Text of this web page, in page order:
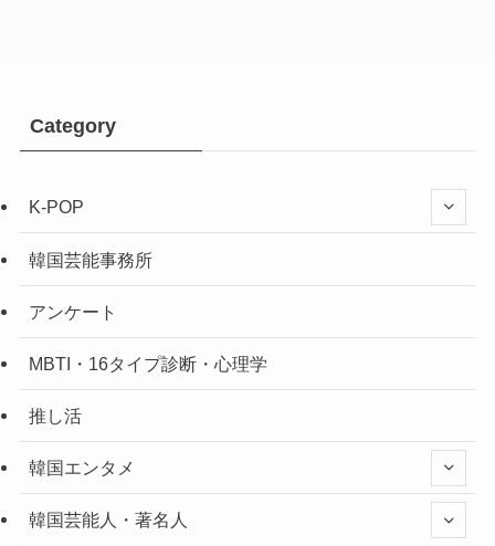
Category
K-POP
韓国芸能事務所
アンケート
MBTI・16タイプ診断・心理学
推し活
韓国エンタメ
韓国芸能人・著名人